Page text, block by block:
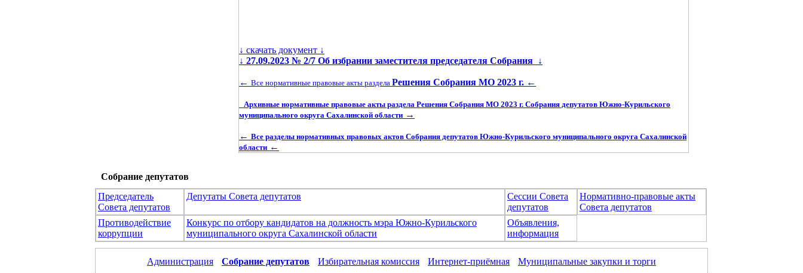
↓ скачать документ ↓
↓ 27.09.2023 № 2/7 Об избрании заместителя председателя Собрания ↓
← Все нормативные правовые акты раздела Решения Собрания МО 2023 г. ←
Архивные нормативные правовые акты раздела Решения Собрания МО 2023 г. Собрания депутатов Южно-Курильского
муниципального округа Сахалинской области →
← Все разделы нормативных правовых актов Собрания депутатов Южно-Курильского муниципального округа Сахалинской
области ←
Собрание депутатов
Председатель
Совета депутатов
Депутаты Совета депутатов
Сессии Совета
депутатов
Нормативно-правовые акты
Совета депутатов
Противодействие
коррупции
Конкурс по отбору кандидатов на должность мэра Южно-Курильского
муниципального округа Сахалинской области
Объявления,
информация
Администрация Собрание депутатов Избирательная комиссия Интернет-приёмная Муниципальные закупки и торги